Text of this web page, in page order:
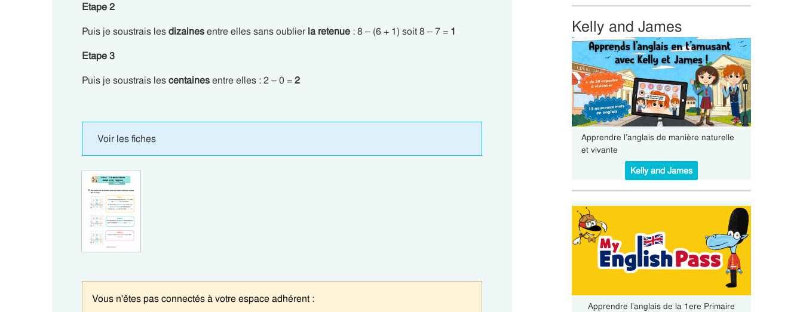
Etape 2
Puis je soustrais lesdizainesentre elles sans oublier la retenue : 8 – (6 + 1) soit 8 – 7 = 1
Etape 3
Puis je soustrais lescentainesentre elles : 2 – 0 =2
Voir les fiches
Vous n'êtes pas connectés à votre espace adhérent :
Kelly and James
Apprendre l’anglais de manière naturelle
et vivante
Kelly and James
Apprendre l’anglais de la 1ere Primaire